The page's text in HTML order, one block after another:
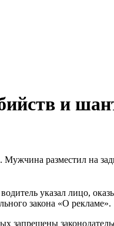
и
разместил на
указал лицо,
закона «О рекламе».
запрещены